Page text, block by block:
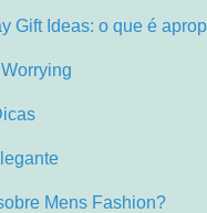
Gift Ideas: o que é
Mens Fashion?